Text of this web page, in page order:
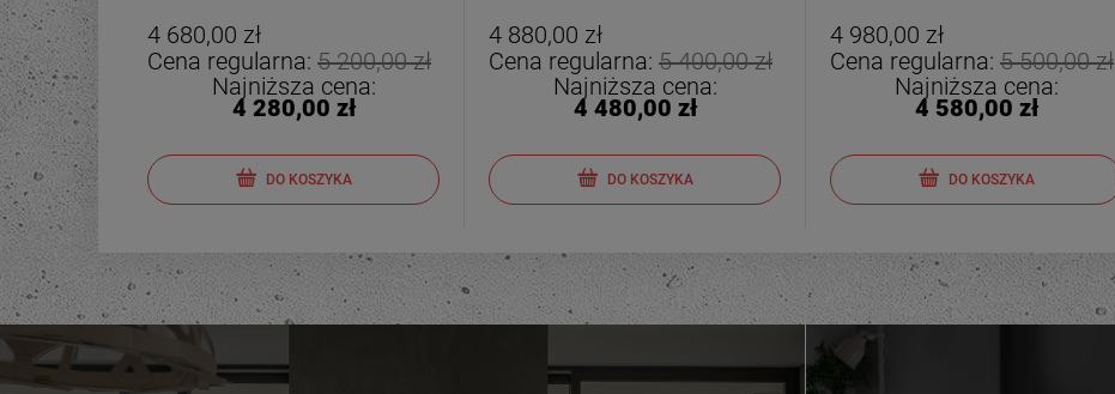
4 680,00 zł
Cena regularna: 5 200,00 zł
Najniższa cena:
4 280,00 zł
DO KOSZYKA
4 880,00 zł
Cena regularna: 5 400,00 zł
Najniższa cena:
4 480,00 zł
DO KOSZYKA
4 980,00 zł
Cena regularna: 5 500,00 zł
Najniższa cena:
4 580,00 zł
DO KOSZYKA